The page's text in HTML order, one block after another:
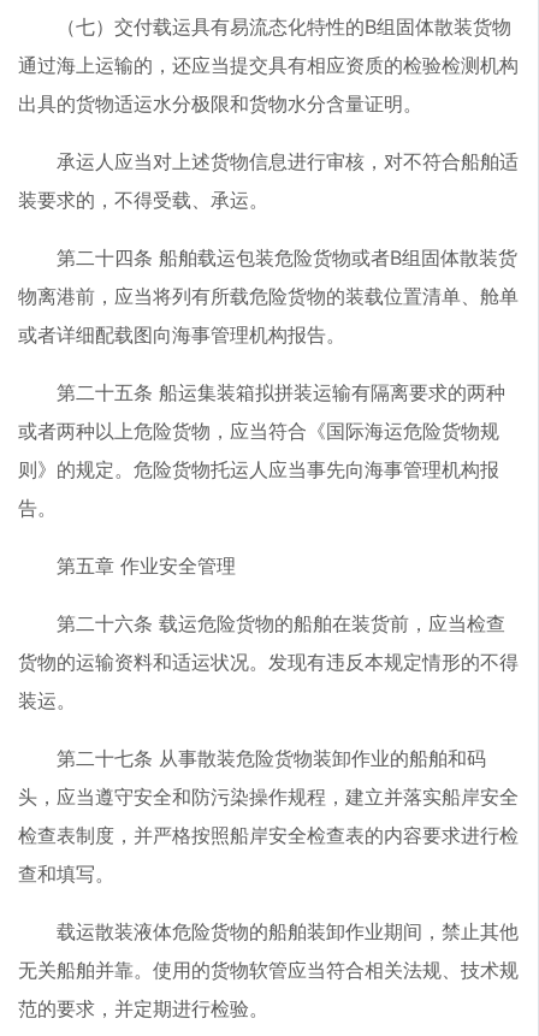
（七）交付载运具有易流态化特性的B组固体散装货物
通过海上运输的，还应当提交具有相应资质的检验检测机构
出具的货物适运水分极限和货物水分含量证明。
承运人应当对上述货物信息进行审核，对不符合船舶适
装要求的，不得受载、承运。
第二十四条 船舶载运包装危险货物或者B组固体散装货
物离港前，应当将列有所载危险货物的装载位置清单、舱单
或者详细配载图向海事管理机构报告。
第二十五条 船运集装箱拟拼装运输有隔离要求的两种
或者两种以上危险货物，应当符合《国际海运危险货物规
则》的规定。危险货物托运人应当事先向海事管理机构报
告。
第五章 作业安全管理
第二十六条 载运危险货物的船舶在装货前，应当检查
货物的运输资料和适运状况。发现有违反本规定情形的不得
装运。
第二十七条 从事散装危险货物装卸作业的船舶和码
头，应当遵守安全和防污染操作规程，建立并落实船岸安全
检查表制度，并严格按照船岸安全检查表的内容要求进行检
查和填写。
载运散装液体危险货物的船舶装卸作业期间，禁止其他
无关船舶并靠。使用的货物软管应当符合相关法规、技术规
范的要求，并定期进行检验。